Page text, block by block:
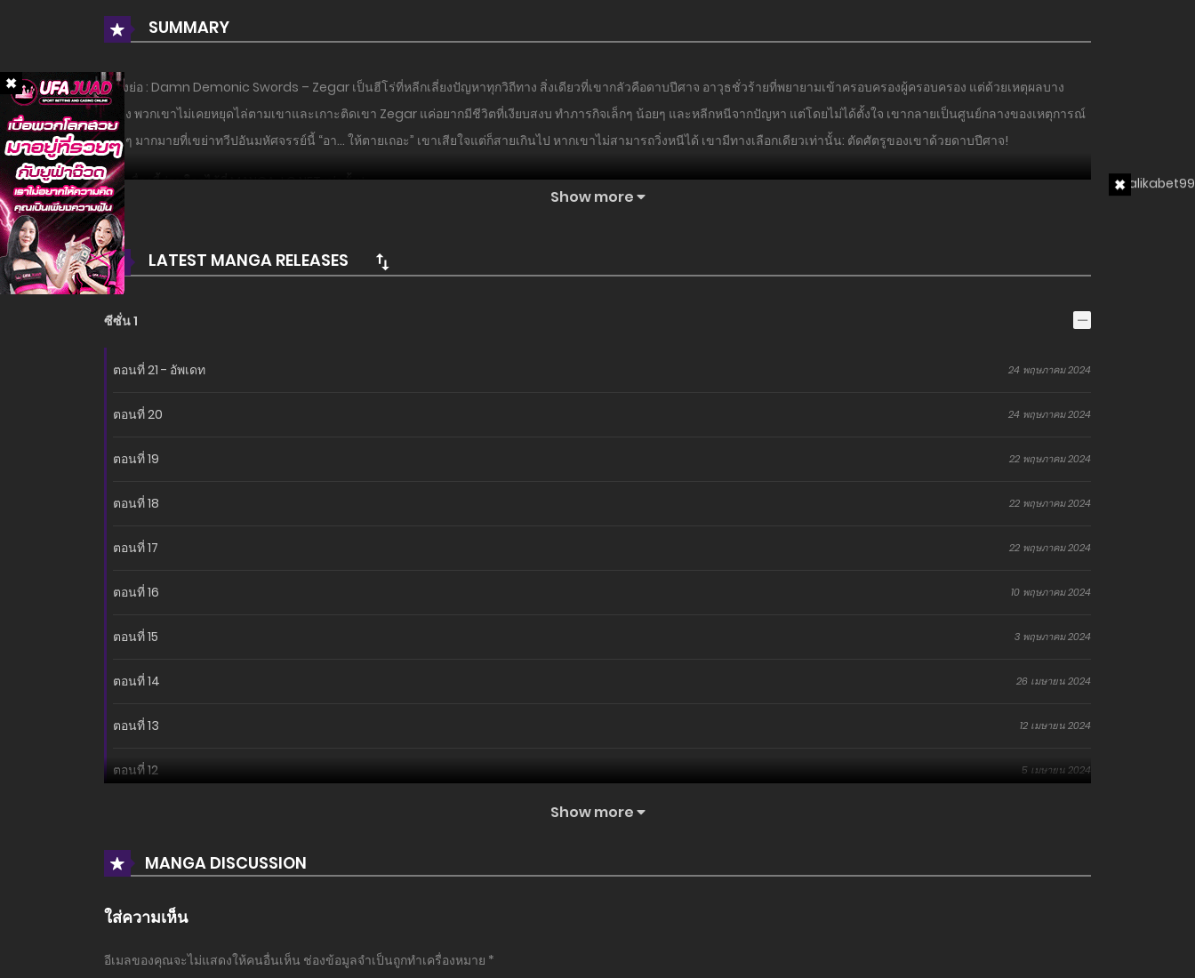
SUMMARY
เรื่องย่อ : Damn Demonic Swords – Zegar เป็นฮีโร่ที่หลีกเลี่ยงปัญหาทุกวิถีทาง สิ่งเดียวที่เขากลัวคือดาบปีศาจ อาวุธชั่วร้ายที่พยายามเข้าครอบครองผู้ครอบครอง แต่ด้วยเหตุผลบาง
อย่าง พวกเขาไม่เคยหยุดไล่ตามเขาและเกาะติดเขา Zegar แค่อยากมีชีวิตที่เงียบสงบ ทำภารกิจเล็กๆ น้อยๆ และหลีกหนีจากปัญหา แต่โดยไม่ได้ตั้งใจ เขากลายเป็นศูนย์กลางของเหตุการณ์
ต่างๆ มากมายที่เขย่าทวีปอันมหัศจรรย์นี้ “อา… ให้ตายเถอะ” เขาเสียใจแต่ก็สายเกินไป หากเขาไม่สามารถวิ่งหนีได้ เขามีทางเลือกเดียวเท่านั้น: ตัดศัตรูของเขาด้วยดาบปีศาจ!
อ่านเรื่องนี้ก่อนใครได้ที่ MANGA-LC.NET เท่านั้น!
Show more
LATEST MANGA RELEASES
ซีซั่น 1
ตอนที่ 21 - อัพเดท 24 พฤษภาคม 2024
ตอนที่ 20 24 พฤษภาคม 2024
ตอนที่ 19 22 พฤษภาคม 2024
ตอนที่ 18 22 พฤษภาคม 2024
ตอนที่ 17 22 พฤษภาคม 2024
ตอนที่ 16 10 พฤษภาคม 2024
ตอนที่ 15 3 พฤษภาคม 2024
ตอนที่ 14 26 เมษายน 2024
ตอนที่ 13 12 เมษายน 2024
ตอนที่ 12 5 เมษายน 2024
ตอนที่ 10
Show more
MANGA DISCUSSION
ใส่ความเห็น
อีเมลของคุณจะไม่แสดงให้คนอื่นเห็น ช่องข้อมูลจำเป็นถูกทำเครื่องหมาย *